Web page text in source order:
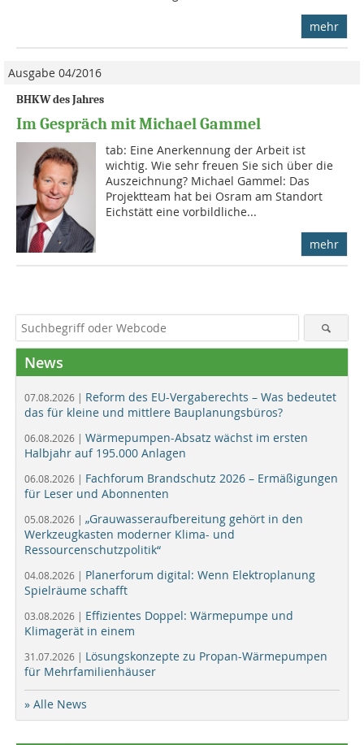
mehr
Ausgabe 04/2016
BHKW des Jahres
Im Gespräch mit Michael Gammel
tab: Eine Anerkennung der Arbeit ist
wichtig. Wie sehr freuen Sie sich über die
Auszeichnung? Michael Gammel: Das
Projektteam hat bei Osram am Standort
Eichstätt eine vorbildliche...
mehr
News
07.08.2026 | Reform des EU-Vergaberechts – Was bedeutet
das für kleine und mittlere Bauplanungsbüros?
06.08.2026 | Wärmepumpen-Absatz wächst im ersten
Halbjahr auf 195.000 Anlagen
06.08.2026 | Fachforum Brandschutz 2026 – Ermäßigungen
für Leser und Abonnenten
05.08.2026 | „Grauwasseraufbereitung gehört in den
Werkzeugkasten moderner Klima- und
Ressourcenschutzpolitik“
04.08.2026 | Planerforum digital: Wenn Elektroplanung
Spielräume schafft
03.08.2026 | Effizientes Doppel: Wärmepumpe und
Klimagerät in einem
31.07.2026 | Lösungskonzepte zu Propan-Wärmepumpen
für Mehrfamilienhäuser
» Alle News